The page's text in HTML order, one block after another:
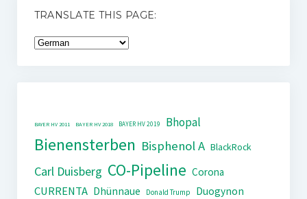
TRANSLATE THIS PAGE:
BAYER HV 2011 BAYER HV 2018 BAYER HV 2019 Bhopal
Bienensterben Bisphenol A BlackRock
Carl Duisberg CO-Pipeline Corona
CURRENTA Dhünnaue Donald Trump
Duogynon